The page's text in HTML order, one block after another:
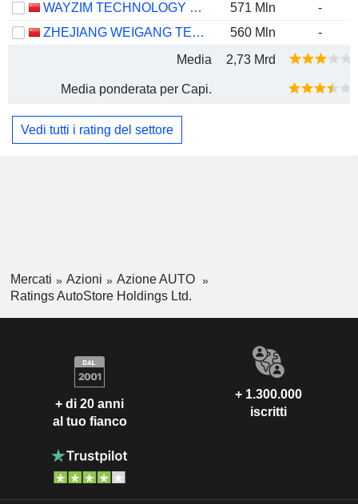
WAYZIM TECHNOLOGY CO., LTD.
571 Mln
-
ZHEJIANG WEIGANG TECHNOLOGY CO., LTD.
560 Mln
-
Media
2,73 Mrd
Media ponderata per Capi.
Vedi tutti i rating del settore
Mercati Azioni
Azione AUTO
Ratings AutoStore Holdings Ltd.
+ di 20 anni
al tuo fianco
+ 1.300.000
iscritti